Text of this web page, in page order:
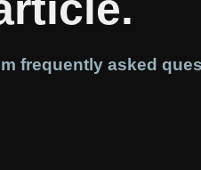
frequently asked